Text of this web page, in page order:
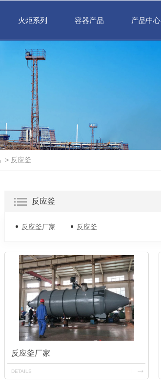
火炬系列 容器产品 产品中心
> 反应釜
反应釜
反应釜厂家 反应釜
反应釜厂家
DETAILS